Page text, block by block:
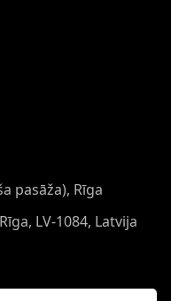
pasāža), Rīga
LV-1084, Latvija